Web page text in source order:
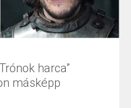
harca”
másképp